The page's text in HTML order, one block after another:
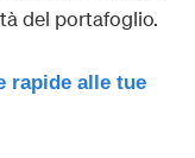
del portafoglio.
rapide alle tue